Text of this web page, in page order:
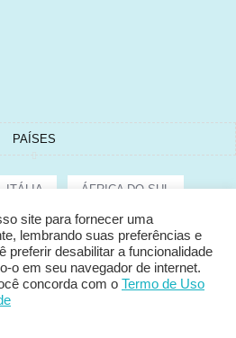
PAÍSES
ITÁLIA ÁFRICA DO SUL
CROÁCIA TURQUIA
site para fornecer uma
lembrando suas preferências e
preferir desabilitar a funcionalidade
o em seu navegador de internet.
concorda com o Termo de Uso